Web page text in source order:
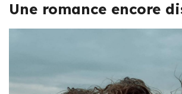
Une romance encore